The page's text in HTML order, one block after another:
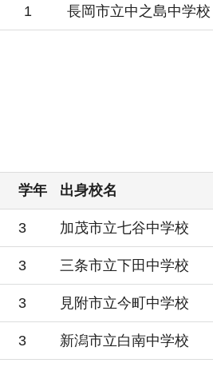
1 長岡市立中之島中学校
学年 出身校名
3 加茂市立七谷中学校
3 三条市立下田中学校
3 見附市立今町中学校
3 新潟市立白南中学校